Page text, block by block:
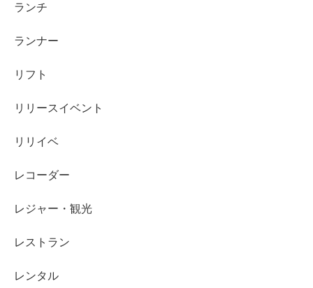
ランチ
ランナー
リフト
リリースイベント
リリイベ
レコーダー
レジャー・観光
レストラン
レンタル